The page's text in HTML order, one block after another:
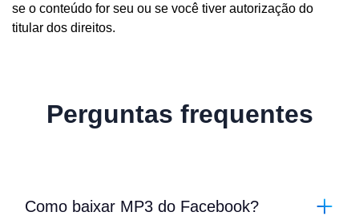
se o conteúdo for seu ou se você tiver autorização do
titular dos direitos.
Perguntas frequentes
Como baixar MP3 do Facebook?